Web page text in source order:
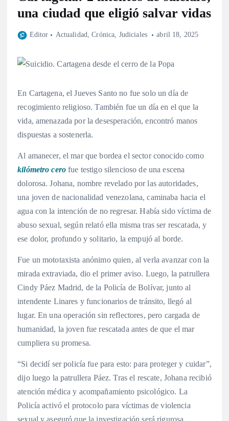
una ciudad que eligió salvar vidas
Editor Actualidad,Crónica, Judiciales abril 18, 2025
En Cartagena, el Jueves Santo no fue solo un día de
recogimiento religioso. También fue un día en el que la
vida, amenazada por la desesperación, encontró manos
dispuestas a sostenerla.
Al amanecer, el mar que bordea el sector conocido como
kilómetro cero fue testigo silencioso de una escena
dolorosa. Johana, nombre revelado por las autoridades,
una joven de nacionalidad venezolana, caminaba hacia el
agua con la intención de no regresar. Había sido víctima de
abuso sexual, según relató ella misma tras ser rescatada, y
ese dolor, profundo y solitario, la empujó al borde.
Fue un mototaxista anónimo quien, al verla avanzar con la
mirada extraviada, dio el primer aviso. Luego, la patrullera
Cindy Páez Madrid, de la Policía de Bolívar, junto al
intendente Linares y funcionarios de tránsito, llegó al
lugar. En una operación sin reflectores, pero cargada de
humanidad, la joven fue rescatada antes de que el mar
cumpliera su promesa.
“Si decidí ser policía fue para esto: para proteger y cuidar”,
dijo luego la patrullera Páez. Tras el rescate, Johana recibió
atención médica y acompañamiento psicológico. La
Policía activó el protocolo para víctimas de violencia